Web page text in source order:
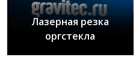
Лазерная резка
оргстекла